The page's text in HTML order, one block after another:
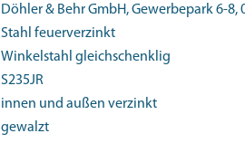
Döhler & Behr GmbH, Gewerbepark 6-8,
Stahl feuerverzinkt
Winkelstahl gleichschenklig
S235JR
innen und außen verzinkt
gewalzt